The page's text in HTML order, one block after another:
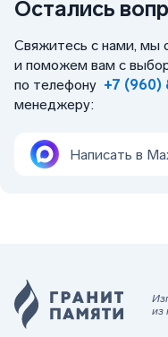
Остались
Свяжитесь с нами, мы
и поможем вам с
по телефону +7 (960)
менеджеру:
Написать в
из